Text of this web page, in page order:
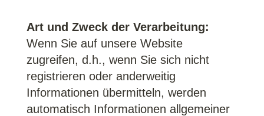
Art und Zweck der Verarbeitung:
Wenn Sie auf unsere Website
zugreifen, d.h., wenn Sie sich nicht
registrieren oder anderweitig
Informationen übermitteln, werden
automatisch Informationen allgemeiner